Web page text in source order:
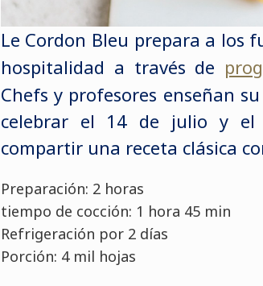
Le Cordon Bleu prepara a los
hospitalidad a través de
Chefs y profesores enseñan
celebrar el 14 de julio y el
compartir una receta clásica
Preparación: 2 horas
tiempo de cocción: 1 hora 45 min
Refrigeración por 2 días
Porción: 4 mil hojas